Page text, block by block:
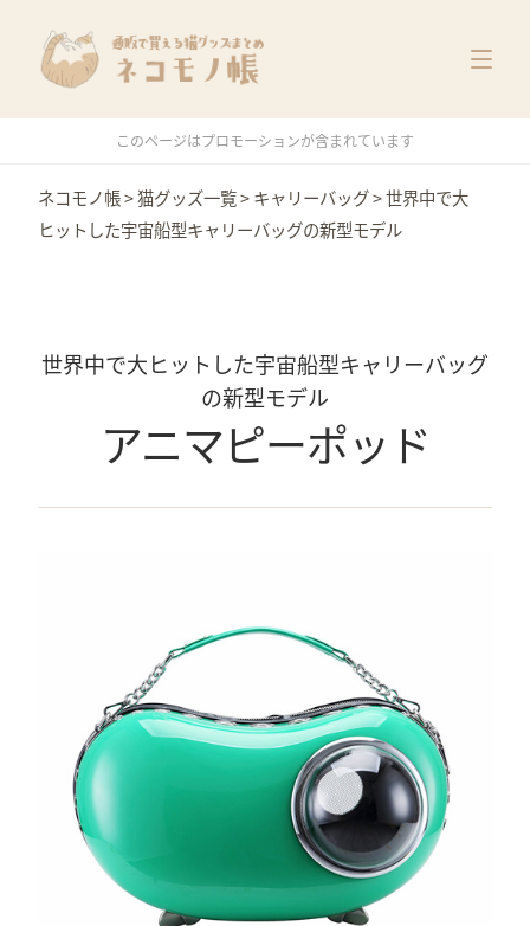
猫グッズ一覧
メーカー別
価格別
このページはプロモーションが含まれています
ネコモノ帳>猫グッズ一覧>キャリーバッグ>世界中で大
ヒットした宇宙船型キャリーバッグの新型モデル
世界中で大ヒットした宇宙船型キャリーバッグ
の新型モデル
アニマピーポッド